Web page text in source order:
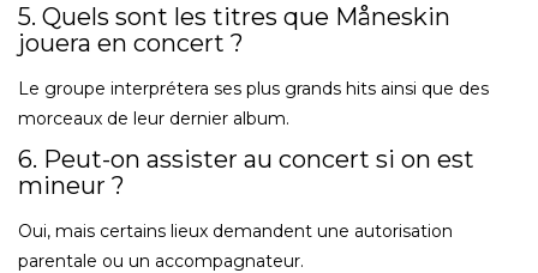
5. Quels sont les titres que Måneskin
jouera en concert ?
Le groupe interprétera ses plus grands hits ainsi que des
morceaux de leur dernier album.
6. Peut-on assister au concert si on est
mineur ?
Oui, mais certains lieux demandent une autorisation
parentale ou un accompagnateur.